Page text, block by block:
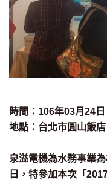
時間：106年03月24日
地點：台北市圓山飯店
泉溢電機為水務事業
日，特參加本次「